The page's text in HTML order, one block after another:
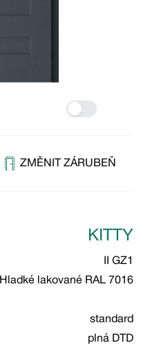
Use setting
ZMĚNIT ZÁRUBEŇ
KITTY
II GZ1
Hladké lakované RAL 7016
standard
plná DTD